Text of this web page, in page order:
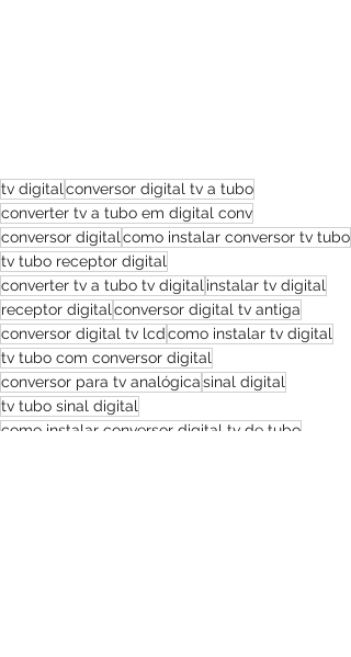
tv digital conversor digital tv a tubo
converter tv a tubo em digital conv
conversor digital como instalar conversor tv tubo
tv tubo receptor digital
converter tv a tubo tv digital instalar tv digital
receptor digital conversor digital tv antiga
conversor digital tv lcdcomo instalar tv digital
tv tubo com conversor digital
conversor para tv analógicasinal digital
tv tubo sinal digital
como instalar conversor digital tv de tubo